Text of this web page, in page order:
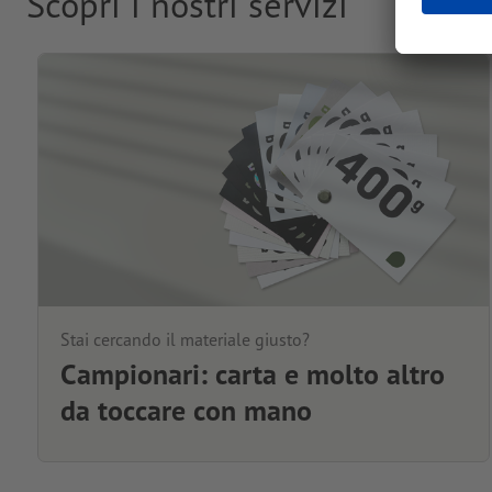
Stai cercando il materiale giusto?
Campionari: carta e molto altro
da toccare con mano